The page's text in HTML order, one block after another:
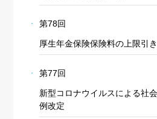
第78回
厚生年金保険保険料の上限引
第77回
新型コロナウイルスによる社
例改定